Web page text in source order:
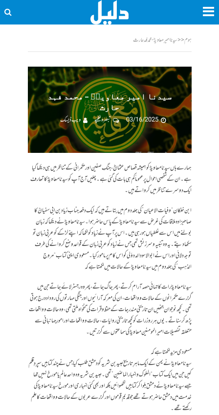
ہوم<<سیدنا امیر معاویہؓ - محمد فہد حارث
سیدنا امیر معاویہؓ – محمد فہد
حارث
03/16/2025
تبصرہ لکھیے ویب ڈیسک
ہمارے ہاں سیدنا معاویہؓ کو ہمیشہ قصاص عثمانؓ، جنگِ صفین اور حکمرانی کے تناظر میں ہی دیکھا گیا
ہے۔ ان کے شخصی احوال پر عموماً کم ہی بات کی گئی ہے۔ چلیں آج آپ کو سیدنا معاویہؓ کا تعارف
ایک دوسرے تناظر میں کرواتے ہیں۔
ابن خلکان “وفیات الاعیان” کی جلد دوم میں بتاتے ہیں کہ ایک دفعہ جناب زیاد بن ابی سفیانؒ کا
صاحبزادہ ملاقات کی غرض سے سیدنا معاویہؓ کے پاس حاضر ہوا۔ سیدنا معاویہؓ نے دیکھا کہ زبان
بولنے میں اس سے غلطیاں ہورہی ہیں۔ اس پر آپ نے زیاد کو لکھا کہ اپنے لڑکے کو عربی زبان تو
سکھادیتے۔ یہ وہ تنبیہ و سرزنش تھی جس نے زیاد کو عربی زبان کے قواعد وضع کروانے کی طرف
توجہ دلائی اور اس نے ابو الاسود الد دؤلی کو اس کام پر مامور کیا۔ مسعودی اپنی کتاب “مروج
الذہب” کی جلد دوم میں سیدنا معاویہؓ کے حالات میں لکھتا ہے کہ
سیدنا معاویہؓ رات کا تہائی حصہ آرام کرتے، پھر جاگ جاتے، پھر وہ رجسٹر لائے جاتے جن میں
گزرے حکمرانوں کے حالات و واقعات، ان کی معرکہ آرائیوں اور جنگی مہارتوں کی روداد درج ہوتی
تھی۔ کچھ نوجوان جنھیں ان تاریخی مندرجات کے حفظ و قرات کی تنخواہ ملتی تھی، وہ حالات و واقعات
پڑھ کر سناتے۔ یوں ہر روز رات کو کچھ تاریخی روایات، حالات و واقعات اور امورِ جہانبانی سے
متعلقہ تفصیلات امیر المومنین معاویہؓ کی سماعتوں سے گزرتیں۔
مسعودی مزید لکھتا ہے کہ
سیدنا معاویہؓ نے یمن کے ایک ماہرِ تاریخ عبید بن شریہ کو دمشق طلب کیا جس نے چند کتابیں سپردِ قلم
کیں جن میں ایک کتاب “الملوک و اخبار الماضین” تھی۔ عبید بن شریہ وہ واحد عالم یا مورخ نہیں تھا
جسے سیدنا معاویہؓ نے دمشق بلوا کر کتابیں لکھوائیں بلکہ اور بھی کئی اخباری اور مورخ سیدنا معاویہؓ کی
خدمت میں دمشق حاضر ہوتے تھے جو قدیم قوموں اور گزرے عربوں کے حالات و واقعات کا علم
رکھتے تھے۔